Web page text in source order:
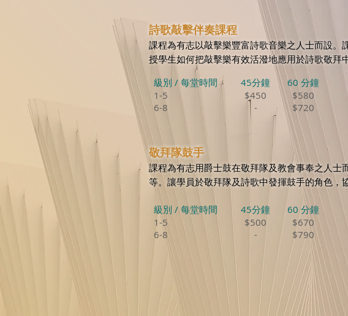
詩歌敲擊伴奏課程
課程為有志以敲擊樂豐富詩歌音樂之人士而設
授學生如何把敲擊樂有效活潑地應用於詩歌敬拜中
45分鐘
$450
-
60 分鐘
$580
$720
級別 / 每堂時間
1-5
6-8
敬拜隊鼓手
課程為有志用爵士鼓在敬拜隊及教會事奉之人士
等。讓學員於敬拜隊及詩歌中發揮鼓手的角色，
45分鐘
$500
-
級別 / 每堂時間
1-5
6-8
60 分鐘
$670
$790